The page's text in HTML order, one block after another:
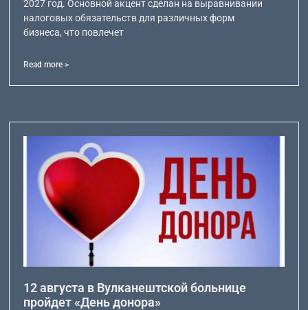
2027 год. Основной акцент сделан на выравнивании
налоговых обязательств для различных форм
бизнеса, что повлечет
Read more >
12 августа в Вулканештской больнице
пройдет «День донора»